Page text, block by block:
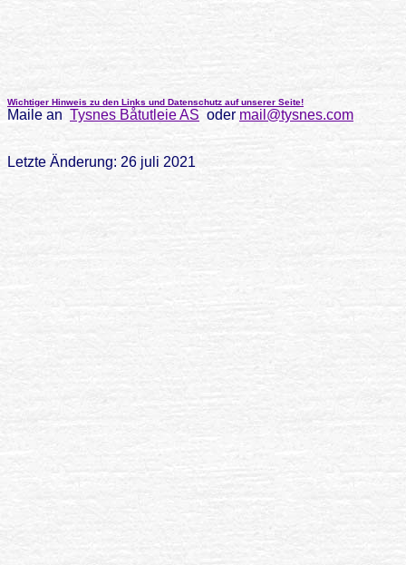
Wichtiger Hinweis zu den Links und Datenschutz auf unserer Seite!
Maile an Tysnes Båtutleie AS oder mail@tysnes.com
Letzte Änderung: 26 juli 2021